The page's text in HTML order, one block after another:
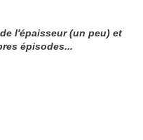
l'épaisseur (un peu) et
épisodes...